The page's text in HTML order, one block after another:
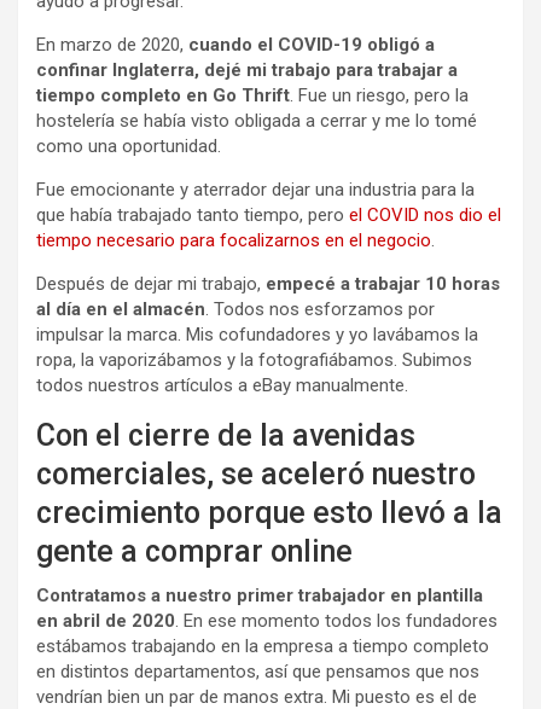
En marzo de 2020, cuando el COVID-19 obligó a
confinar Inglaterra, dejé mi trabajo para trabajar a
tiempo completo en Go Thrift. Fue un riesgo, pero la
hostelería se había visto obligada a cerrar y me lo tomé
como una oportunidad.
Fue emocionante y aterrador dejar una industria para la
que había trabajado tanto tiempo, pero el COVID nos dio el
tiempo necesario para focalizarnos en el negocio.
Después de dejar mi trabajo, empecé a trabajar 10 horas
al día en el almacén. Todos nos esforzamos por
impulsar la marca. Mis cofundadores y yo lavábamos la
ropa, la vaporizábamos y la fotografiábamos. Subimos
todos nuestros artículos a eBay manualmente.
Con el cierre de la avenidas
comerciales, se aceleró nuestro
crecimiento porque esto llevó a la
gente a comprar online
Contratamos a nuestro primer trabajador en plantilla
en abril de 2020. En ese momento todos los fundadores
estábamos trabajando en la empresa a tiempo completo
en distintos departamentos, así que pensamos que nos
vendrían bien un par de manos extra. Mi puesto es el de